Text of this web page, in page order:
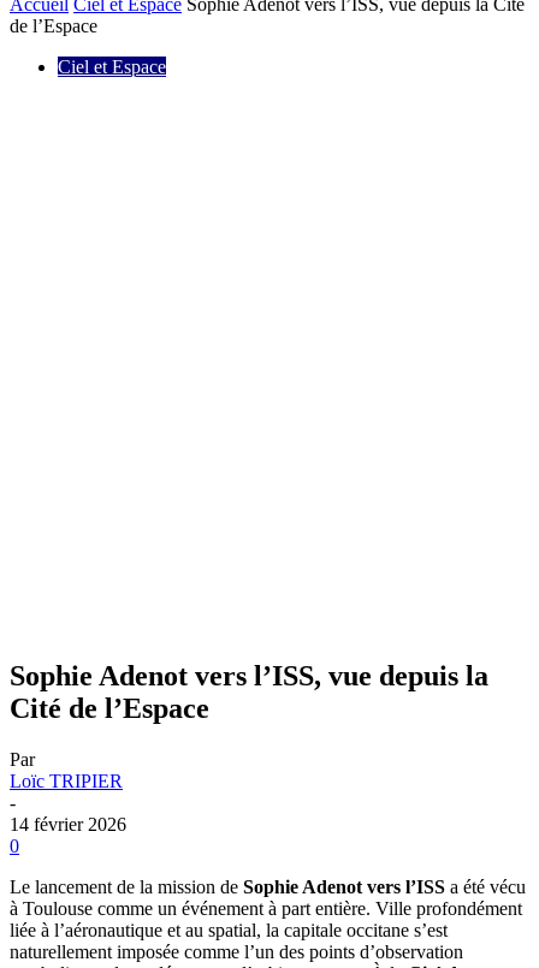
Accueil Ciel et Espace Sophie Adenot vers l’ISS, vue depuis la Cité
de l’Espace
Ciel et Espace
Sophie Adenot vers l’ISS, vue depuis la
Cité de l’Espace
Par
Loïc TRIPIER
-
14 février 2026
0
Le lancement de la mission de Sophie Adenot vers l’ISS a été vécu
à Toulouse comme un événement à part entière. Ville profondément
liée à l’aéronautique et au spatial, la capitale occitane s’est
naturellement imposée comme l’un des points d’observation